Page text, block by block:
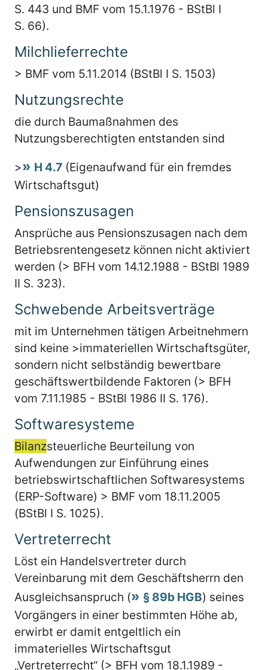
S. 443 und BMF vom 15.1.1976 - BStBl I
S. 66).
Milchlieferrechte
> BMF vom 5.11.2014 (BStBl I S. 1503)
Nutzungsrechte
die durch Baumaßnahmen des
Nutzungsberechtigten entstanden sind
>
H 4.7 (Eigenaufwand für ein fremdes
Wirtschaftsgut)
Pensionszusagen
Ansprüche aus Pensionszusagen nach dem
Betriebsrentengesetz können nicht aktiviert
werden (> BFH vom 14.12.1988 - BStBl 1989
II S. 323).
Schwebende Arbeitsverträge
mit im Unternehmen tätigen Arbeitnehmern
sind keine >immateriellen Wirtschaftsgüter,
sondern nicht selbständig bewertbare
geschäftswertbildende Faktoren (> BFH
vom 7.11.1985 - BStBl 1986 II S. 176).
Softwaresysteme
Bilanzsteuerliche Beurteilung von
Aufwendungen zur Einführung eines
betriebswirtschaftlichen Softwaresystems
(ERP-Software) > BMF vom 18.11.2005
(BStBl I S. 1025).
Vertreterrecht
Löst ein Handelsvertreter durch
Vereinbarung mit dem Geschäftsherrn den
Ausgleichsanspruch (
§ 89b HGB) seines
Vorgängers in einer bestimmten Höhe ab,
erwirbt er damit entgeltlich ein
immaterielles Wirtschaftsgut
„Vertreterrecht“ (> BFH vom 18.1.1989 -